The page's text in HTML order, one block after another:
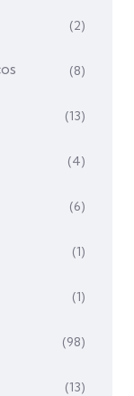
(2)
(8)
(13)
(4)
(6)
(1)
(1)
(98)
(13)